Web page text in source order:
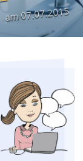
am07.07.2015